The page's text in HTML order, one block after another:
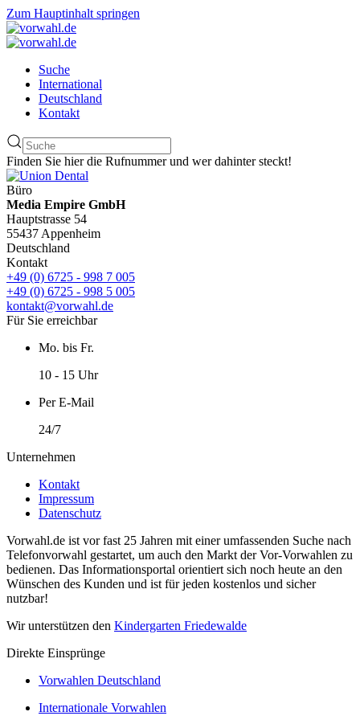
Zum Hauptinhalt springen
Suche
International
Deutschland
Kontakt
Finden Sie hier die Rufnummer und wer dahinter steckt!
Büro
Media Empire GmbH
Hauptstrasse 54
55437 Appenheim
Deutschland
Kontakt
+49 (0) 6725 - 998 7 005
+49 (0) 6725 - 998 5 005
kontakt@vorwahl.de
Für Sie erreichbar
Mo. bis Fr.
10 - 15 Uhr
Per E-Mail
24/7
Unternehmen
Kontakt
Impressum
Datenschutz
Vorwahl.de ist vor fast 25 Jahren mit einer umfassenden Suche nach
Telefonvorwahl gestartet, um auch den Markt der Vor-Vorwahlen zu
bedienen. Das Informationsportal orientiert sich noch heute an den
Wünschen des Kunden und ist für jeden kostenlos und sicher
nutzbar!
Wir unterstützen den Kindergarten Friedewalde
Direkte Einsprünge
Vorwahlen Deutschland
Internationale Vorwahlen